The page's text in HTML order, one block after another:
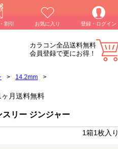
割引 お気に入り 登録・ログイン
カラコン全品送料無料
会員登録で更にお得！
> 14.2mm
>
月送料無料
スリー ジンジャー
1箱1枚入り